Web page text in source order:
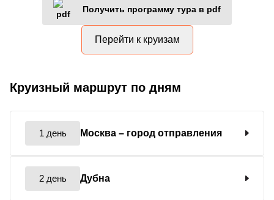
Получить программу тура в pdf
Перейти к круизам
Круизный маршрут по дням
1 день Москва – город отправления
2 день Дубна